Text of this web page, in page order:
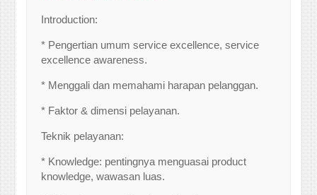
Introduction:
* Pengertian umum service excellence, service
excellence awareness.
* Menggali dan memahami harapan pelanggan.
* Faktor & dimensi pelayanan.
Teknik pelayanan:
* Knowledge: pentingnya menguasai product
knowledge, wawasan luas.